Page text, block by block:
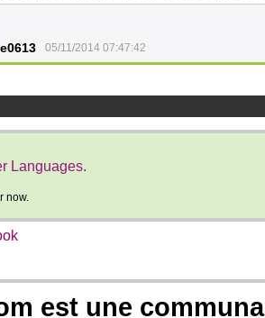
05/11/2014 07:47:42
Languages.
now.
est une